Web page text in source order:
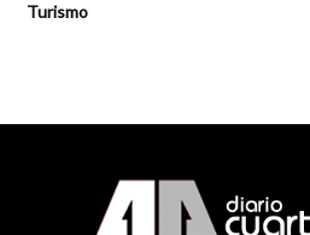
Turismo